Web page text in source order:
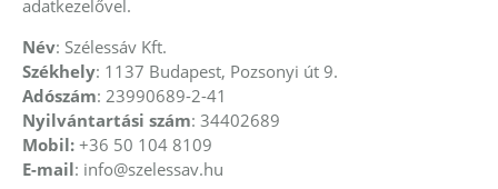
adatkezelővel.
Név: Szélessáv Kft.
Székhely: 1137 Budapest, Pozsonyi út 9.
Adószám: 23990689-2-41
Nyilvántartási szám: 34402689
Mobil: +36 50 104 8109
E-mail: info@szelessav.hu